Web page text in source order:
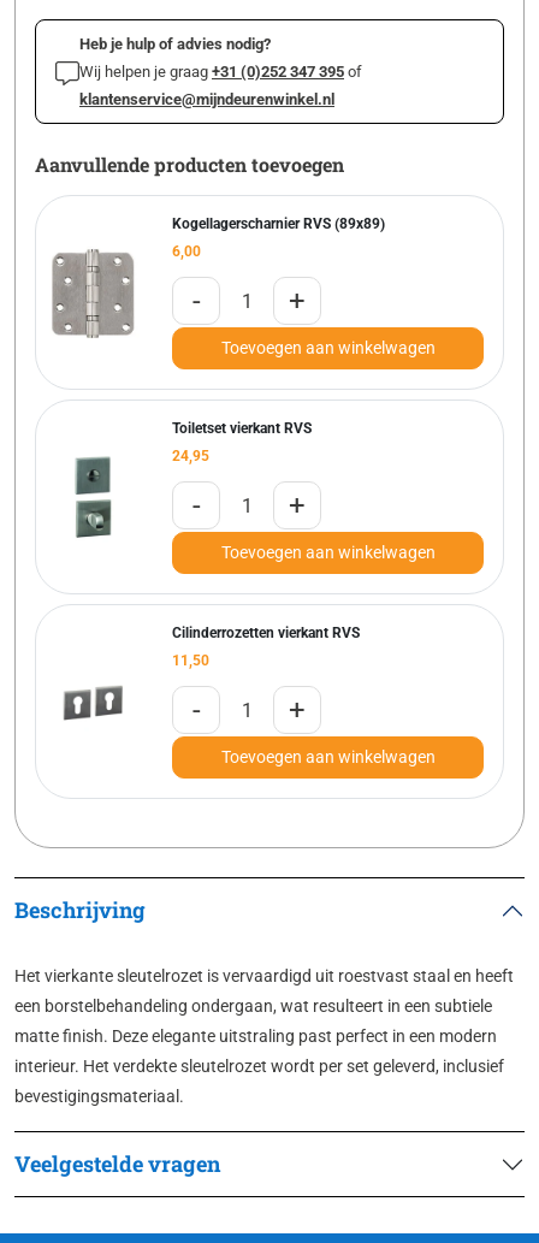
Heb je hulp of advies nodig?
Wij helpen je graag +31 (0)252 347 395 of
klantenservice@mijndeurenwinkel.nl
Aanvullende producten toevoegen
Kogellagerscharnier RVS (89x89)
6,00
- +
Toevoegen aan winkelwagen
Toiletset vierkant RVS
24,95
- +
Toevoegen aan winkelwagen
Cilinderrozetten vierkant RVS
11,50
- +
Toevoegen aan winkelwagen
Beschrijving
Het vierkante sleutelrozet is vervaardigd uit roestvast staal en heeft
een borstelbehandeling ondergaan, wat resulteert in een subtiele
matte finish. Deze elegante uitstraling past perfect in een modern
interieur. Het verdekte sleutelrozet wordt per set geleverd, inclusief
bevestigingsmateriaal.
Veelgestelde vragen